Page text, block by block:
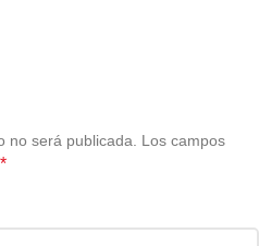
no será publicada.
Los campos
*